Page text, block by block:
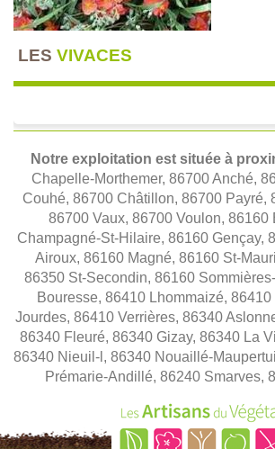
LES VIVACES
Notre exploitation est située à
Chapelle-Morthemer, 86700 Anché,
Couhé, 86700 Châtillon, 86700 Payré,
86700 Vaux, 86700 Voulon, 86160
Champagné-St-Hilaire, 86160 Gençay,
Airoux, 86160 Magné, 86160 St-
86350 St-Secondin, 86160
Bouresse, 86410 Lhommaizé,
Jourdes, 86410 Verrières, 86340
86340 Fleuré, 86340 Gizay, 86340 La
86340 Nieuil-l, 86340 Nouaillé-
Prémarie-Andillé, 86240 Smarves,